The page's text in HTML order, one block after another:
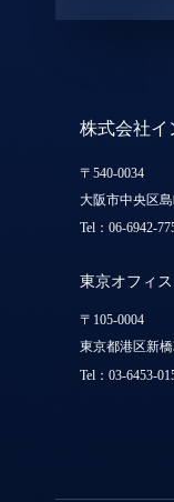
株式会社イ
〒540-0034
大阪市中央区
Tel：06-6942-
東京オフィス
〒105-0004
東京都港区新
Tel：03-6453-